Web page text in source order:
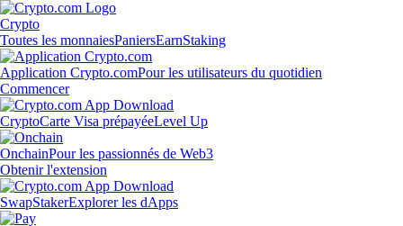
Crypto
Toutes les monnaiesPaniersEarnStaking
Application Crypto.comPour les utilisateurs du quotidien
Commencer
CryptoCarte Visa prépayéeLevel Up
OnchainPour les passionnés de Web3
Obtenir l'extension
SwapStakerExplorer les dApps